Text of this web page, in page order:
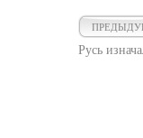
Русь